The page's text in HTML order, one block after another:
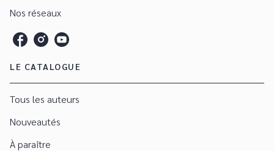
Nos réseaux
LE CATALOGUE
Tous les auteurs
Nouveautés
À paraître